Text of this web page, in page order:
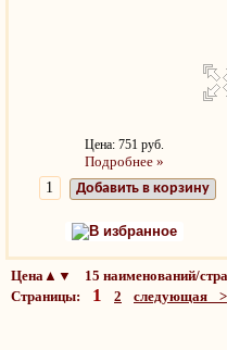
Цена: 751 руб.
Подробнее »
Добавить в корзину
В избранное
Цена▲▼ 15 наименований/
Страницы: 1 2 следующая >